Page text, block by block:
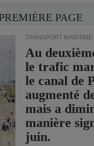
PAGE
TRANSPORT MARITIME
Au
le trafic
le canal de
augmenté
mais a
manière
juin.